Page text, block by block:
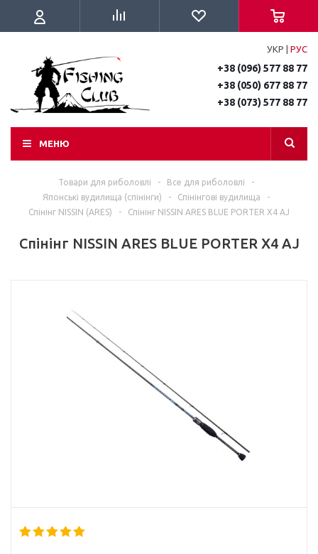
УКР РУС
+38 (096) 577 88 77
+38 (050) 677 88 77
+38 (073) 577 88 77
МЕНЮ
Товари для риболовлі - Все для риболовлі
-
Японські вудилища (спінінги)
- Спінінгові вудилища
-
Спінінг NISSIN (ARES)
- Спінінг NISSIN ARES BLUE PORTER X4 AJ
Спінінг NISSIN ARES BLUE PORTER X4 AJ